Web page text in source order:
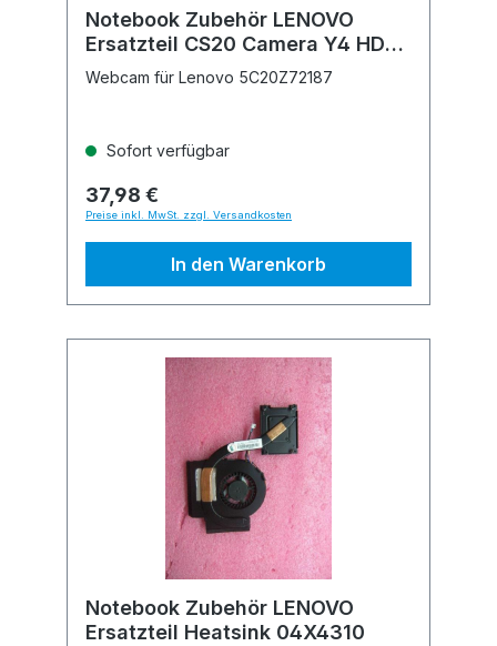
Notebook Zubehör LENOVO
Ersatzteil CS20 Camera Y4 HD
2MIC BU CCY
Webcam für Lenovo 5C20Z72187
Sofort verfügbar
37,98 €
Preise inkl. MwSt. zzgl. Versandkosten
In den Warenkorb
Notebook Zubehör LENOVO
Ersatzteil Heatsink 04X4310